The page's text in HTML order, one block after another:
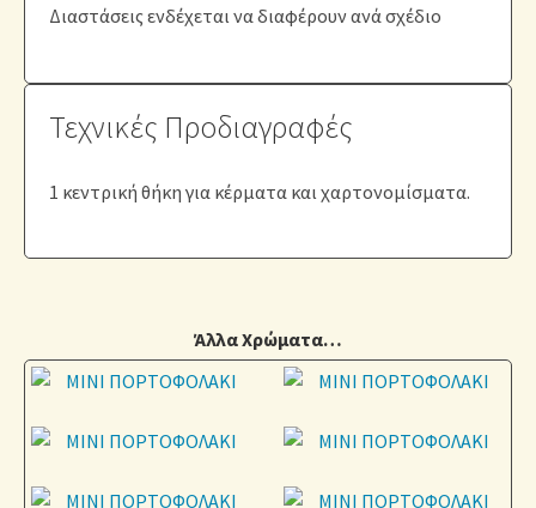
Διαστάσεις ενδέχεται να διαφέρουν ανά σχέδιο
Τεχνικές Προδιαγραφές
1 κεντρική θήκη για κέρματα και χαρτονομίσματα.
Άλλα Χρώματα…